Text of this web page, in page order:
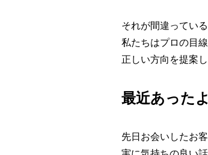
それが間違ってい
私たちはプロの目
正しい方向を提案
最近あった
先日お会いしたお客